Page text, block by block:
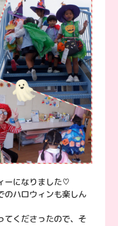
ーになりました♡
のハロウィンも楽しん
てくださったので、そ